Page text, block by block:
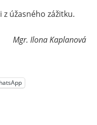
úžasného zážitku.
Mgr. Ilona Kaplanová